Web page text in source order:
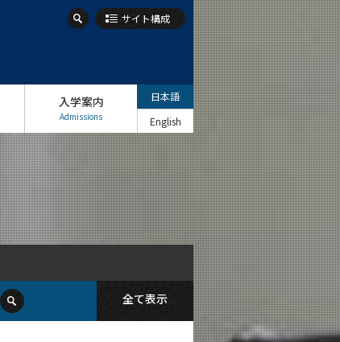
サイト構成
入学案内
Admissions
日本語
English
全て表示
バー・フィジカルシステム
人工知能に基づく画像理解
作用）
情報生命物理学
焼工学
エータ
画像処理
精密加工計測機構設計
航空宇宙工学
計算力学